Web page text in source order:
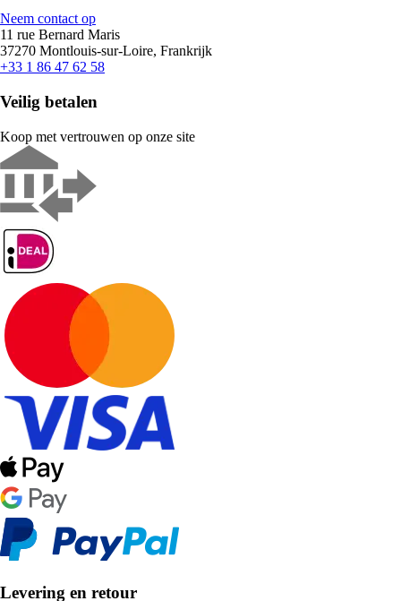
Neem contact op
11 rue Bernard Maris
37270 Montlouis-sur-Loire, Frankrijk
+33 1 86 47 62 58
Veilig betalen
Koop met vertrouwen op onze site
Levering en retour